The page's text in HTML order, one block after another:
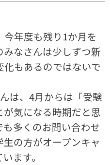
年度も残り1か月を
なさんは少しずつ新
もあるのではないで
は、4月からは「受験
気になる時期だと思
多くのお問い合わせ
の方がオープンキャ
ます。